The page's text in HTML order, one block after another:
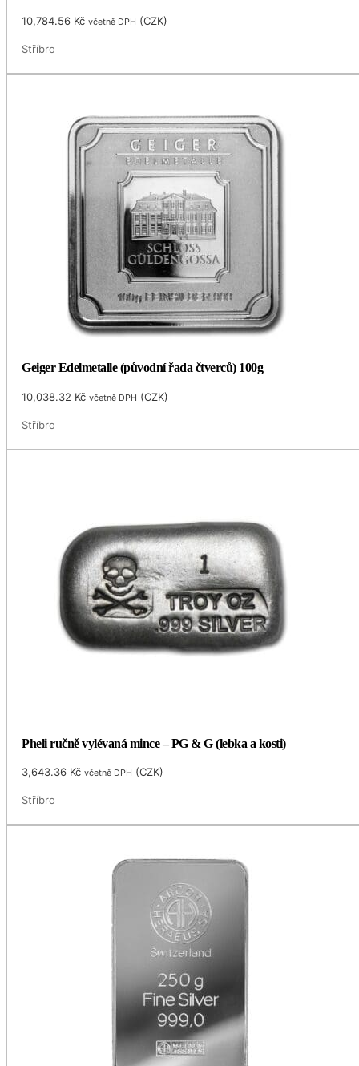
10,784.56 Kč včetně DPH (CZK)
Stříbro
Geiger Edelmetalle (původní řada čtverců) 100g
10,038.32 Kč včetně DPH (CZK)
Stříbro
Pheli ručně vylévaná mince – PG & G (lebka a kosti)
3,643.36 Kč včetně DPH (CZK)
Stříbro